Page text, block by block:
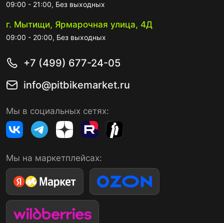
09:00 - 21:00, Без выходных
г. Мытищи, Ярмарочная улица, 4Д
09:00 - 20:00, Без выходных
+7 (499) 677-24-05
info@pitbikemarket.ru
Мы в социальных сетях:
Мы на маркетплейсах: